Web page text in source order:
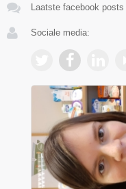
Laatste facebook posts
Sociale media: